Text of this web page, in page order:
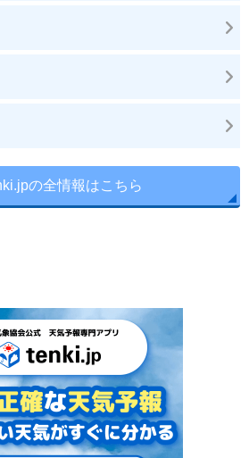
の全情報はこちら